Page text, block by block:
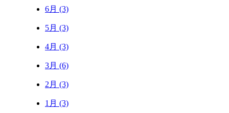
6月 (3)
5月 (3)
4月 (3)
3月 (6)
2月 (3)
1月 (3)